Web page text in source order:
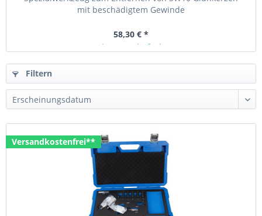
mit beschädigtem Gewinde
58,30 € *
Ab Lager lieferbar
Filtern
Versandkostenfrei**